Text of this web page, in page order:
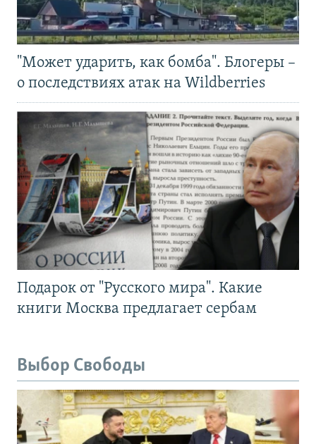
"Может ударить, как бомба". Блогеры –
о последствиях атак на Wildberries
Подарок от "Русского мира". Какие
книги Москва предлагает сербам
Выбор Свободы